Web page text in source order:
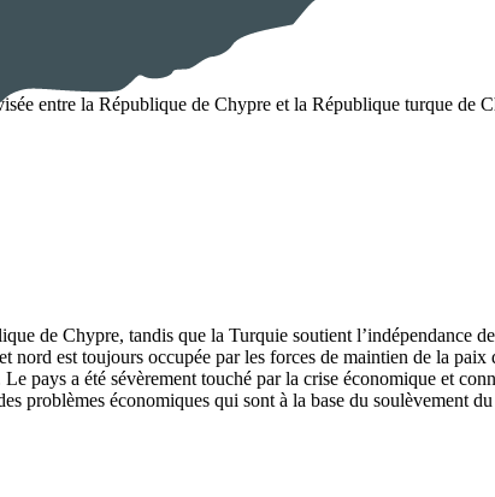
entre la République de Chypre et la République turque de
de Chypre, tandis que la Turquie soutient l’indépendance
est toujours occupée par les forces de maintien de la paix
pays a été sévèrement touché par la crise économique et
problèmes économiques qui sont à la base du soulèvement